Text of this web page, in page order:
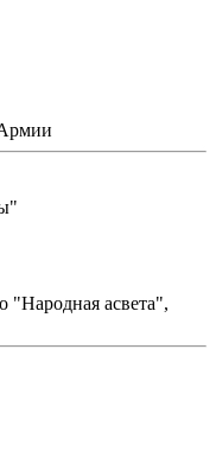
"Народная асвета",